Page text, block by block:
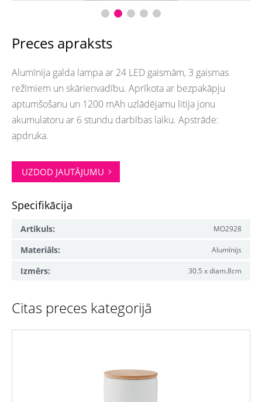
Preces apraksts
Alumīnija galda lampa ar 24 LED gaismām, 3 gaismas
režīmiem un skārienvadību. Aprīkota ar bezpakāpju
aptumšošanu un 1200 mAh uzlādējamu litija jonu
akumulatoru ar 6 stundu darbības laiku. Apstrāde:
apdruka.
UZDOD JAUTĀJUMU
Specifikācija
Artikuls: MO2928
Materiāls: Alumīnijs
Izmērs: 30.5 x diam.8cm
Citas preces kategorijā